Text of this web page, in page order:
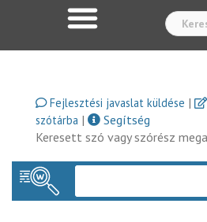
Fejlesztési javaslat küldése |
szótárba |
Segítség
Keresett szó vagy szórész